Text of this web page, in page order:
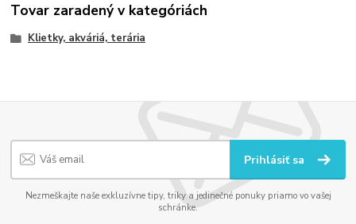
Tovar zaradený v kategóriách
Klietky, akváriá, terária
Prihlásiť sa
Nezmeškajte naše exkluzívne tipy, triky a jedinečné ponuky priamo vo vašej
schránke.